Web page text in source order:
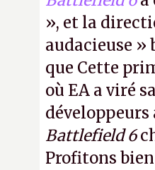
», et la
audacieuse »
que Cette
où EA a viré
Battlefield 6
Profitons